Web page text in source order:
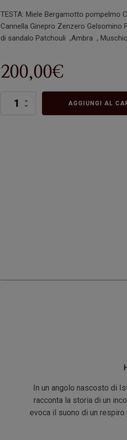
TESTA: Miele Bergamotto pompelmo
Cannella Ginepro Zenzero Gelsomino
di sandalo Patchouli ,Ambra , Muschio
200,00€
N.E.C.O.
AGGIUNGI AL
In un angolo nascosto di
racconta la storia di un
evoca il suono di un